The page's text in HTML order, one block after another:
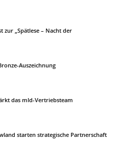
zur „Spätlese – Nacht der
Auszeichnung
das mld-Vertriebsteam
starten strategische Partnerschaft